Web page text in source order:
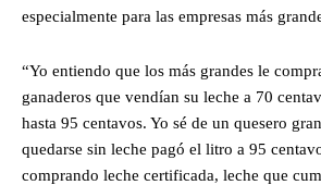
especialmente para las empresas más
“Yo entiendo que los más grandes le
ganaderos que vendían su leche a 70
hasta 95 centavos. Yo sé de un quesero
quedarse sin leche pagó el litro a 95
comprando leche certificada, leche que